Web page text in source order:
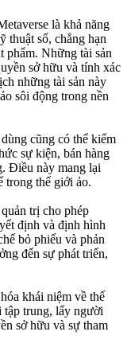
là khả năng
thuật số, chẳng hạn
phẩm. Những tài sản
sở hữu và tính xác
những tài sản này
sôi động trong nền
cũng có thể kiếm
sự kiện, bán hàng
Điều này mang lại
trong thế giới ảo.
trị cho phép
định và định hình
bỏ phiếu và phản
đến sự phát triển,
khái niệm về thế
tập trung, lấy người
sở hữu và sự tham